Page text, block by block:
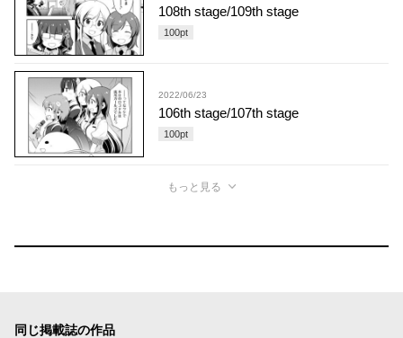
108th stage/109th stage
100pt
2022/06/23
106th stage/107th stage
100pt
もっと見る
同じ掲載誌の作品